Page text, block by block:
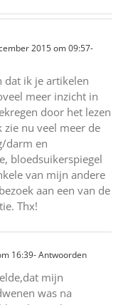
2015 om 09:57-
dat ik je artikelen
meer inzicht in
door het lezen
zie nu veel meer de
darm en
bloedsuikerspiegel
van mijn andere
aan een van de
Thx!
16:39- Antwoorden
mijn
was na